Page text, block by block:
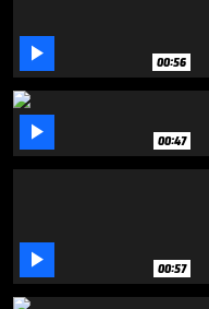
 00:56
 00:47
 00:57